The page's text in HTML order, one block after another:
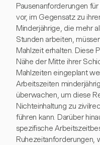
Pausenanforderungen
vor, im Gegensatz zu
Minderjährige, die mehr
Stunden arbeiten,
Mahlzeit erhalten. Diese
Nähe der Mitte ihrer
Mahlzeiten eingeplant
Arbeitszeiten
überwachen, um diese
Nichteinhaltung zu
führen kann. Darüber
spezifische
Ruhezeitanforderungen,